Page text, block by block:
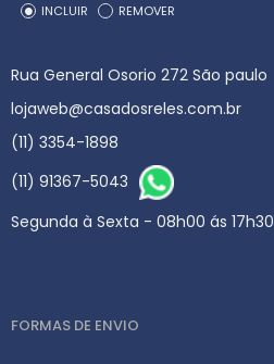
INCLUIR REMOVER
Rua General Osorio 272 São paulo
lojaweb@casadosreles.com.br
(11) 3354-1898
(11) 91367-5043
Segunda à Sexta - 08h00 ás 17h30
FORMAS DE ENVIO